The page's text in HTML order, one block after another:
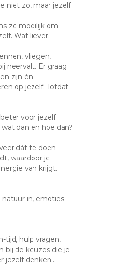
niet zo, maar jezelf
zo moeilijk om
Wat liever.
vliegen,
neervalt. Er graag
zijn én
op jezelf. Totdat
voor jezelf
dan en hoe dan?
dát te doen
waardoor je
van krijgt.
in, emoties
tijd, hulp vragen,
bij de keuzes die je
jezelf denken…